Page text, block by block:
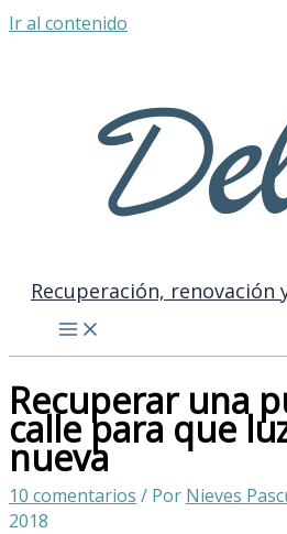
Ir al contenido
Recuperación, renovación
Recuperar una
calle para que
nueva
10 comentarios / Por Nieves
2018